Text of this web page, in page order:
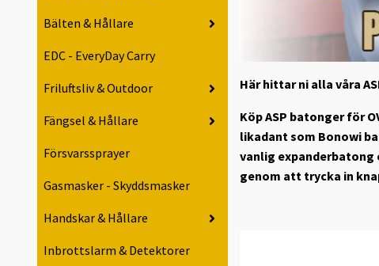
Bälten & Hållare
EDC - EveryDay Carry
Friluftsliv & Outdoor
Fängsel & Hållare
Försvarssprayer
Gasmasker - Skyddsmasker
Handskar & Hållare
Inbrottslarm & Detektorer
Här hittar ni alla våra
Köp ASP batonger för
likadant som Bonowi
vanlig expanderbatong
genom att trycka in